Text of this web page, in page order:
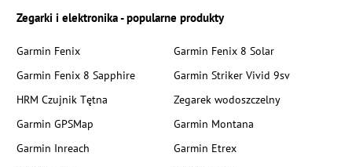
Zegarki i elektronika - popularne produkty
Garmin Fenix
Garmin Fenix 8 Solar
Garmin Fenix 8 Sapphire
Garmin Striker Vivid 9sv
HRM Czujnik Tętna
Zegarek wodoszczelny
Garmin GPSMap
Garmin Montana
Garmin Inreach
Garmin Etrex